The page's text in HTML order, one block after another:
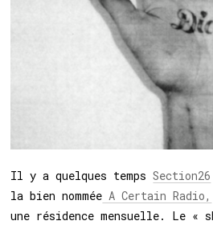
Il y a quelques tempsSection26
la bien nommée A Certain Radio,
une résidence mensuelle. Le «